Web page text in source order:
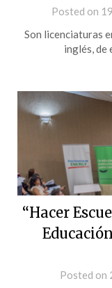
Posted on
Son licenciaturas
inglés, de
“Hacer
Posted on